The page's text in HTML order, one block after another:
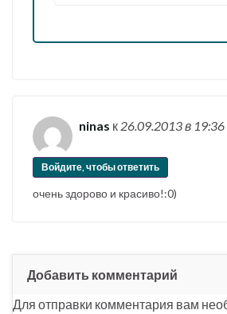
ninas к 26.09.2013в 19:36
Войдите, чтобы ответить
очень здорово и красиво!:0)
Добавить комментарий
Для отправки комментария вам